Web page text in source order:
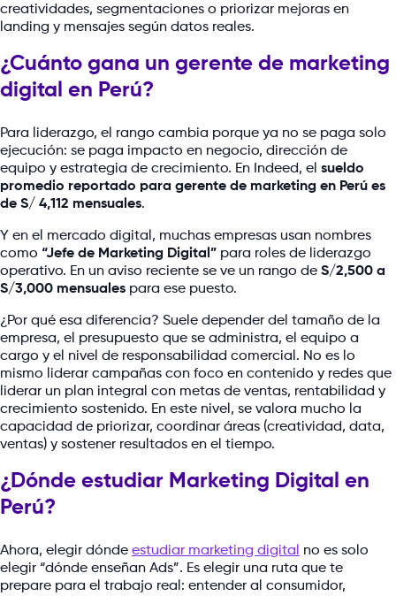
creatividades, segmentaciones o priorizar mejoras en
landing y mensajes según datos reales.
¿Cuánto gana un gerente de marketing
digital en Perú?
Para liderazgo, el rango cambia porque ya no se paga solo
ejecución: se paga impacto en negocio, dirección de
equipo y estrategia de crecimiento. En Indeed, el sueldo
promedio reportado para gerente de marketing en Perú es
de S/ 4,112 mensuales.
Y en el mercado digital, muchas empresas usan nombres
como “Jefe de Marketing Digital” para roles de liderazgo
operativo. En un aviso reciente se ve un rango de S/2,500 a
S/3,000 mensuales para ese puesto.
¿Por qué esa diferencia? Suele depender del tamaño de la
empresa, el presupuesto que se administra, el equipo a
cargo y el nivel de responsabilidad comercial. No es lo
mismo liderar campañas con foco en contenido y redes que
liderar un plan integral con metas de ventas, rentabilidad y
crecimiento sostenido. En este nivel, se valora mucho la
capacidad de priorizar, coordinar áreas (creatividad, data,
ventas) y sostener resultados en el tiempo.
¿Dónde estudiar Marketing Digital en
Perú?
Ahora, elegir dónde estudiar marketing digital
no es solo
elegir “dónde enseñan Ads”. Es elegir una ruta que te
prepare para el trabajo real: entender al consumidor,